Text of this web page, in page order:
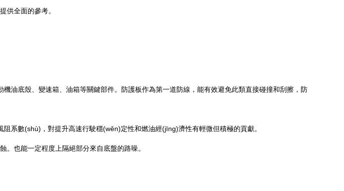
供全面的參考。
油底殼、變速箱、油箱等關鍵部件。防護板作為第一道防線，能有效避免此類直接碰撞和刮擦，防
系數(shù)，對提升高速行駛穩(wěn)定性和燃油經(jīng)濟性有輕微但積極的貢獻。
。也能一定程度上隔絕部分來自底盤的路噪。